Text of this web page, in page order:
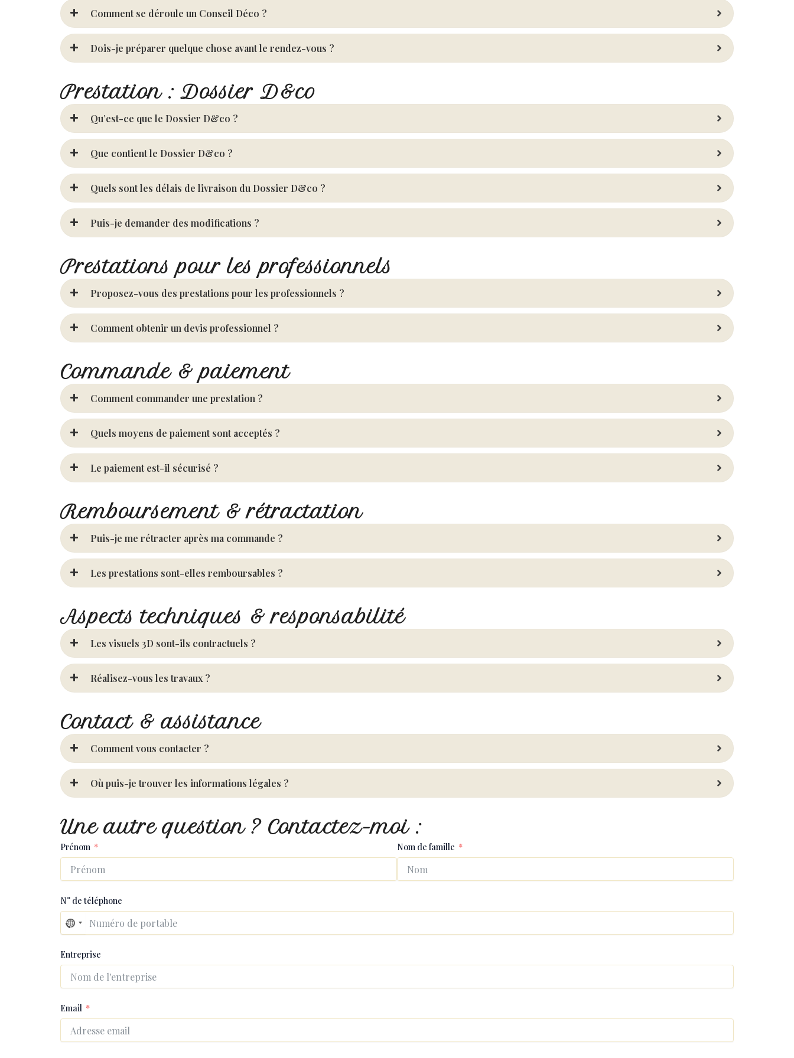
Comment se déroule un Conseil Déco ?
Dois-je préparer quelque chose avant le rendez-vous ?
Prestation : Dossier D&co
Qu’est-ce que le Dossier D&co ?
Que contient le Dossier D&co ?
Quels sont les délais de livraison du Dossier D&co ?
Puis-je demander des modifications ?
Prestations pour les professionnels
Proposez-vous des prestations pour les professionnels ?
Comment obtenir un devis professionnel ?
Commande & paiement
Comment commander une prestation ?
Quels moyens de paiement sont acceptés ?
Le paiement est-il sécurisé ?
Remboursement & rétractation
Puis-je me rétracter après ma commande ?
Les prestations sont-elles remboursables ?
Aspects techniques & responsabilité
Les visuels 3D sont-ils contractuels ?
Réalisez-vous les travaux ?
Contact & assistance
Comment vous contacter ?
Où puis-je trouver les informations légales ?
Une autre question ? Contactez-moi :
Prénom Nom de famille
N° de téléphone
N
c
o
u
t
r
Entreprise
Email